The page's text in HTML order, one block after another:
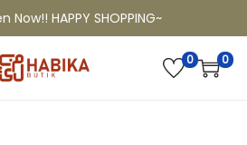
Now!! HAPPY SHOPPING~
0 0